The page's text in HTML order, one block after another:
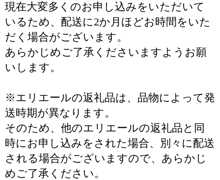
現在大変多くのお申し込みをいただいて
いるため、配送に2か月ほどお時間をいた
だく場合がございます。
あらかじめご了承くださいますようお願
いします。
※エリエールの返礼品は、品物によって発
送時期が異なります。
そのため、他のエリエールの返礼品と同
時にお申し込みをされた場合、別々に配送
される場合がございますので、あらかじ
めご了承ください。